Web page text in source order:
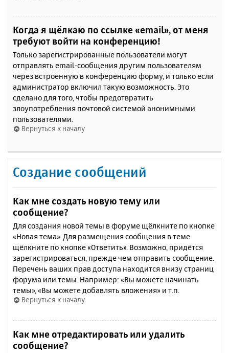
Когда я щёлкаю по ссылке «email», от меня
требуют войти на конференцию!
Только зарегистрированные пользователи могут
отправлять email-сообщения другим пользователям
через встроенную в конференцию форму, и только если
администратор включил такую возможность. Это
сделано для того, чтобы предотвратить
злоупотребления почтовой системой анонимными
пользователями.
Вернуться к началу
Создание сообщений
Как мне создать новую тему или
сообщение?
Для создания новой темы в форуме щёлкните по кнопке
«Новая тема». Для размещения сообщения в теме
щёлкните по кнопке «Ответить». Возможно, придётся
зарегистрироваться, прежде чем отправить сообщение.
Перечень ваших прав доступа находится внизу страниц
форума или темы. Например: «Вы можете начинать
темы», «Вы можете добавлять вложения» и т.п.
Вернуться к началу
Как мне отредактировать или удалить
сообщение?